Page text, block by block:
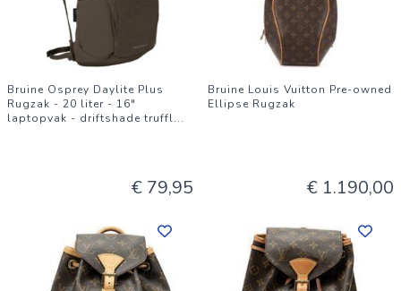
Bruine Osprey Daylite Plus
Rugzak - 20 liter - 16"
laptopvak - driftshade truffl...
€ 79,95
Bruine Louis Vuitton Pre-owned
Ellipse Rugzak
€ 1.190,00